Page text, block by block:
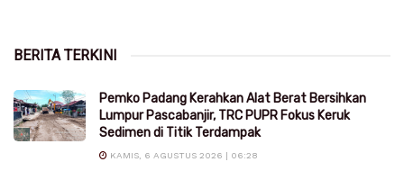
BERITA TERKINI
Pemko Padang Kerahkan Alat Berat Bersihkan
Lumpur Pascabanjir, TRC PUPR Fokus Keruk
Sedimen di Titik Terdampak
KAMIS, 6 AGUSTUS 2026 | 06:28